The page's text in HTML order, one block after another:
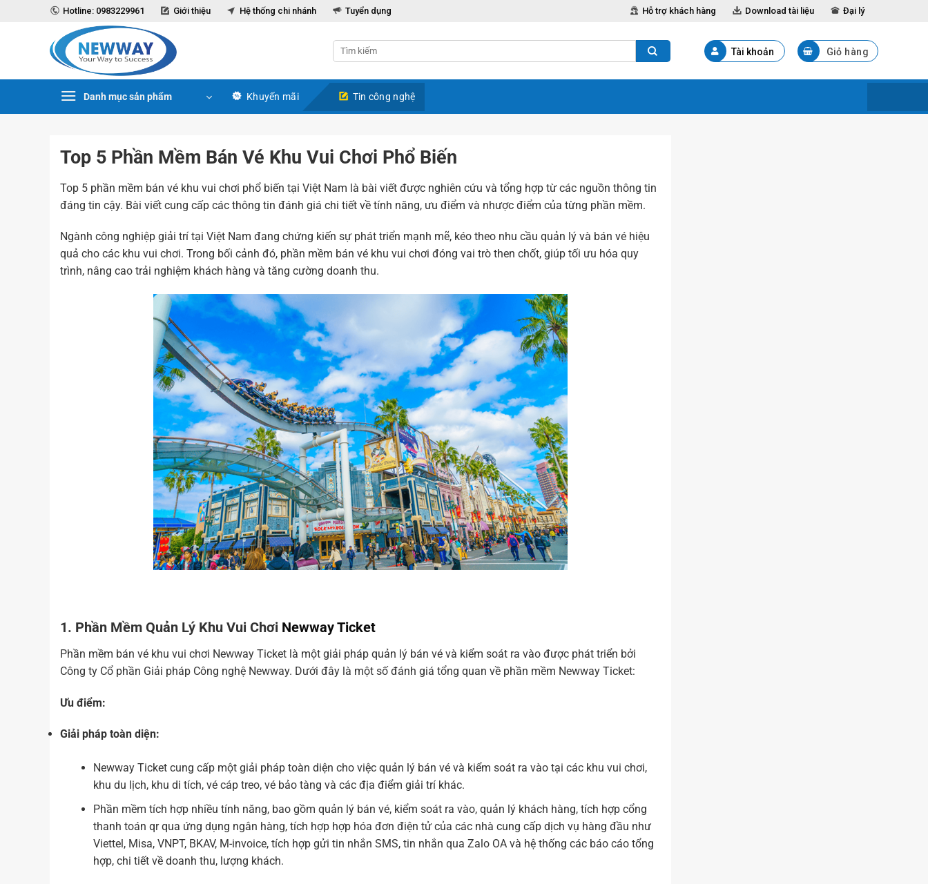
Hotline: 0983229961 Giới thiệu Hệ thống chi nhánh Tuyển dụng Hỗ trợ khách hàng Download tài liệu Đại lý
Tài khoản Giỏ hàng
Danh mục sản phẩm Khuyến mãi Tin công nghệ
Top 5 Phần Mềm Bán Vé Khu Vui Chơi Phổ Biến
Top 5 phần mềm bán vé khu vui chơi phổ biến tại Việt Nam là bài viết được nghiên cứu và tổng hợp từ các nguồn thông tin
đáng tin cậy. Bài viết cung cấp các thông tin đánh giá chi tiết về tính năng, ưu điểm và nhược điểm của từng phần mềm.
Ngành công nghiệp giải trí tại Việt Nam đang chứng kiến sự phát triển mạnh mẽ, kéo theo nhu cầu quản lý và bán vé hiệu
quả cho các khu vui chơi. Trong bối cảnh đó, phần mềm bán vé khu vui chơi đóng vai trò then chốt, giúp tối ưu hóa quy
trình, nâng cao trải nghiệm khách hàng và tăng cường doanh thu.
1. Phần Mềm Quản Lý Khu Vui Chơi Newway Ticket
Phần mềm bán vé khu vui chơi Newway Ticket là một giải pháp quản lý bán vé và kiểm soát ra vào được phát triển bởi
Công ty Cổ phần Giải pháp Công nghệ Newway. Dưới đây là một số đánh giá tổng quan về phần mềm Newway Ticket:
Ưu điểm:
Giải pháp toàn diện:
Newway Ticket cung cấp một giải pháp toàn diện cho việc quản lý bán vé và kiểm soát ra vào tại các khu vui chơi,
khu du lịch, khu di tích, vé cáp treo, vé bảo tàng và các địa điểm giải trí khác.
Phần mềm tích hợp nhiều tính năng, bao gồm quản lý bán vé, kiểm soát ra vào, quản lý khách hàng, tích hợp cổng
thanh toán qr qua ứng dụng ngân hàng, tích hợp hợp hóa đơn điện tử của các nhà cung cấp dịch vụ hàng đầu như
Viettel, Misa, VNPT, BKAV, M-invoice, tích hợp gửi tin nhắn SMS, tin nhắn qua Zalo OA và hệ thống các báo cáo tổng
hợp, chi tiết về doanh thu, lượng khách.